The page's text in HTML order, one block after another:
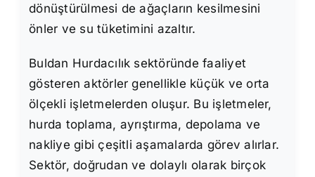
dönüştürülmesi de ağaçların kesilmesini
önler ve su tüketimini azaltır.
Buldan Hurdacılık sektöründe faaliyet
gösteren aktörler genellikle küçük ve orta
ölçekli işletmelerden oluşur. Bu işletmeler,
hurda toplama, ayrıştırma, depolama ve
nakliye gibi çeşitli aşamalarda görev alırlar.
Sektör, doğrudan ve dolaylı olarak birçok